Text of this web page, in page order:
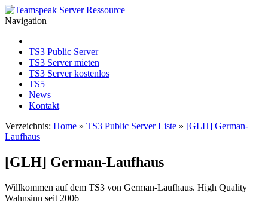
Navigation
TS3 Public Server
TS3 Server mieten
TS3 Server kostenlos
TS5
News
Kontakt
Verzeichnis: Home » TS3 Public Server Liste » [GLH] German-
Laufhaus
[GLH] German-Laufhaus
Willkommen auf dem TS3 von German-Laufhaus. High Quality
Wahnsinn seit 2006